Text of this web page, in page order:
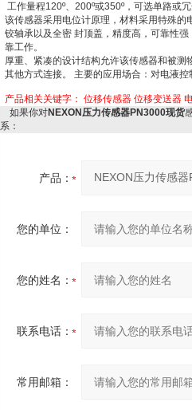
工作量程120º、200º或350º，可选单路或
该传感器采用电位计原理，材料采用特殊
铰轴承以及全密 封顶盖，精度高，可靠性
靠工作。
厚重、紧凑的设计结构允许该传感器和被
其他方式连接。 主要的应用场合：对电液
产品相关关键字： 位移传感器 位移变送器
如果你对NEXON压力传感器PN3000现货
系：
产品：
您的单位：
您的姓名：
联系电话：
常用邮箱：